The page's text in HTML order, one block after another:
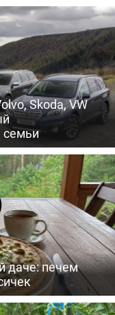
Skoda, VW
семьи
даче: печем